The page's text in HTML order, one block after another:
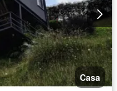
Casa